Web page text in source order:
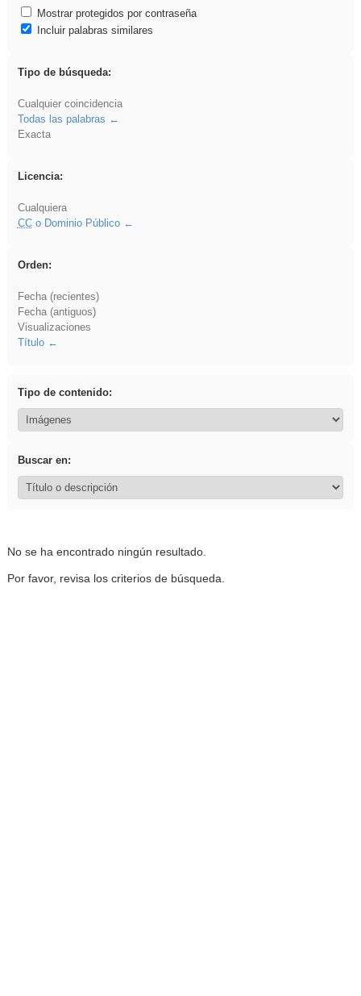
Mostrar protegidos por contraseña
Incluir palabras similares
Tipo de búsqueda:
Cualquier coincidencia
Todas las palabras
Exacta
Licencia:
Cualquiera
CCo Dominio Público
Orden:
Fecha (recientes)
Fecha (antiguos)
Visualizaciones
Título
Tipo de contenido:
Buscar en:
No se ha encontrado ningún resultado.
Por favor, revisa los criterios de búsqueda.